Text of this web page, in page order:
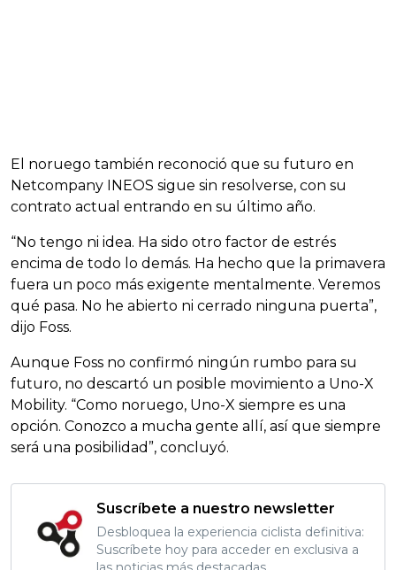
El noruego también reconoció que su futuro en
Netcompany INEOS sigue sin resolverse, con su
contrato actual entrando en su último año.
“No tengo ni idea. Ha sido otro factor de estrés
encima de todo lo demás. Ha hecho que la primavera
fuera un poco más exigente mentalmente. Veremos
qué pasa. No he abierto ni cerrado ninguna puerta”,
dijo Foss.
Aunque Foss no confirmó ningún rumbo para su
futuro, no descartó un posible movimiento a Uno-X
Mobility. “Como noruego, Uno-X siempre es una
opción. Conozco a mucha gente allí, así que siempre
será una posibilidad”, concluyó.
Suscríbete a nuestro newsletter
Desbloquea la experiencia ciclista definitiva:
Suscríbete hoy para acceder en exclusiva a